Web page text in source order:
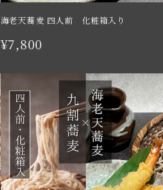
海老天蕎麦 四人前 化粧箱入り
¥7,800